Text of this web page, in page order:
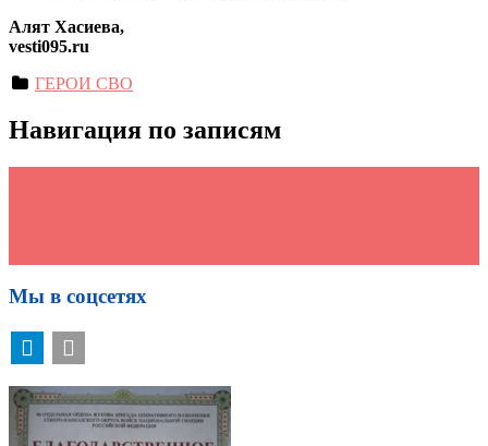
Алят Хасиева,
vesti095.ru
ГЕРОИ СВО
Навигация по записям
Мы в соцсетях